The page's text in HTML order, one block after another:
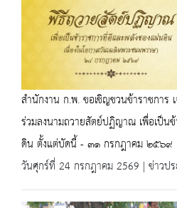
สำนักงาน ก.พ. ขอเชิญชวนข้าราชการ
ร่วมลงนามถวายสัตย์ปฏิญาณ เพื่อเป็น
ดิน ตั้งแต่บัดนี้ - ๓๑ กรกฎาคม ๒๕๖๙
วันศุกร์ที่ 24 กรกฎาคม 2569 | ข่าวป